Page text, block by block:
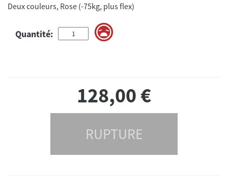
Deux couleurs, Rose (-75kg, plus flex)
Quantité:
128,00€
RUPTURE